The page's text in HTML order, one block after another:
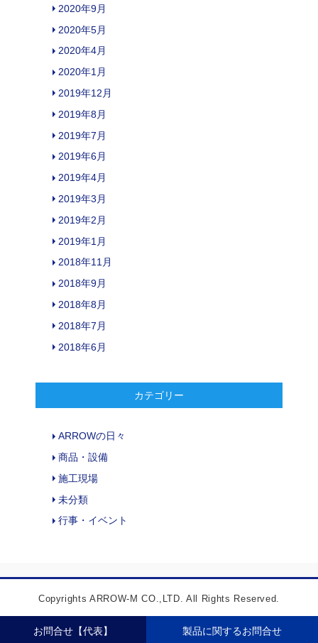
2020年9月
2020年5月
2020年4月
2020年1月
2019年12月
2019年8月
2019年7月
2019年6月
2019年4月
2019年3月
2019年2月
2019年1月
2018年11月
2018年9月
2018年8月
2018年7月
2018年6月
カテゴリー
ARROWの日々
商品・設備
施工現場
未分類
行事・イベント
お問合せ【代表】
製品に関するお問合せ
Copyrights ARROW-M CO.,LTD. All Rights Reserved.